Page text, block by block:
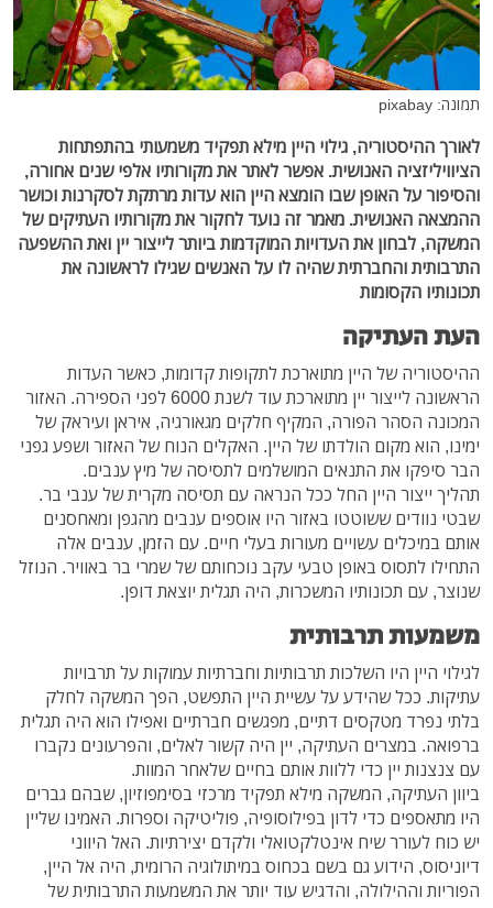
תמונה: pixabay
לאורך ההיסטוריה, גילוי היין מילא תפקיד משמעותי בהתפתחות
הציוויליזציה האנושית. אפשר לאתר את מקורותיו אלפי שנים אחורה,
והסיפור על האופן שבו הומצא היין הוא עדות מרתקת לסקרנות וכושר
ההמצאה האנושית. מאמר זה נועד לחקור את מקורותיו העתיקים של
המשקה, לבחון את העדויות המוקדמות ביותר לייצור יין ואת ההשפעה
התרבותית והחברתית שהיה לו על האנשים שגילו לראשונה את
תכונותיו הקסומות
העת העתיקה
ההיסטוריה של היין מתוארכת לתקופות קדומות, כאשר העדות
הראשונה לייצור יין מתוארכת עוד לשנת 6000 לפני הספירה. האזור
המכונה הסהר הפורה, המקיף חלקים מגאורגיה, איראן ועיראק של
ימינו, הוא מקום הולדתו של היין. האקלים הנוח של האזור ושפע גפני
הבר סיפקו את התנאים המושלמים לתסיסה של מיץ ענבים.
תהליך ייצור היין החל ככל הנראה עם תסיסה מקרית של ענבי בר.
שבטי נוודים ששוטטו באזור היו אוספים ענבים מהגפן ומאחסנים
אותם במיכלים עשויים מעורות בעלי חיים. עם הזמן, ענבים אלה
התחילו לתסוס באופן טבעי עקב נוכחותם של שמרי בר באוויר. הנוזל
שנוצר, עם תכונותיו המשכרות, היה תגלית יוצאת דופן.
משמעות תרבותית
לגילוי היין היו השלכות תרבותיות וחברתיות עמוקות על תרבויות
עתיקות. ככל שהידע על עשיית היין התפשט, הפך המשקה לחלק
בלתי נפרד מטקסים דתיים, מפגשים חברתיים ואפילו הוא היה תגלית
ברפואה. במצרים העתיקה, יין היה קשור לאלים, והפרעונים נקברו
עם צנצנות יין כדי ללוות אותם בחיים שלאחר המוות.
ביוון העתיקה, המשקה מילא תפקיד מרכזי בסימפוזיון, שבהם גברים
היו מתאספים כדי לדון בפילוסופיה, פוליטיקה וספרות. האמינו שליין
יש כוח לעורר שיח אינטלקטואלי ולקדם יצירתיות. האל היווני
דיוניסוס, הידוע גם בשם בכחוס במיתולוגיה הרומית, היה אל היין,
הפוריות וההילולה, והדגיש עוד יותר את המשמעות התרבותית של